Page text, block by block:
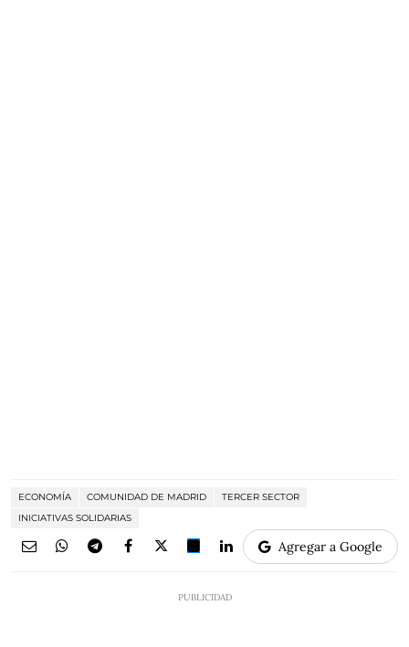
ECONOMÍA COMUNIDAD DE MADRID
TERCER SECTOR
INICIATIVAS SOLIDARIAS
Agregar a Google